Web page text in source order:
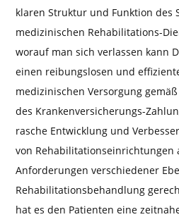
klaren Struktur und Funktion des
medizinischen Rehabilitations-
worauf man sich verlassen kann
einen reibungslosen und
medizinischen Versorgung
des Krankenversicherungs-
rasche Entwicklung und
von Rehabilitationseinrichtungen
Anforderungen verschiedener
Rehabilitationsbehandlung
hat es den Patienten eine